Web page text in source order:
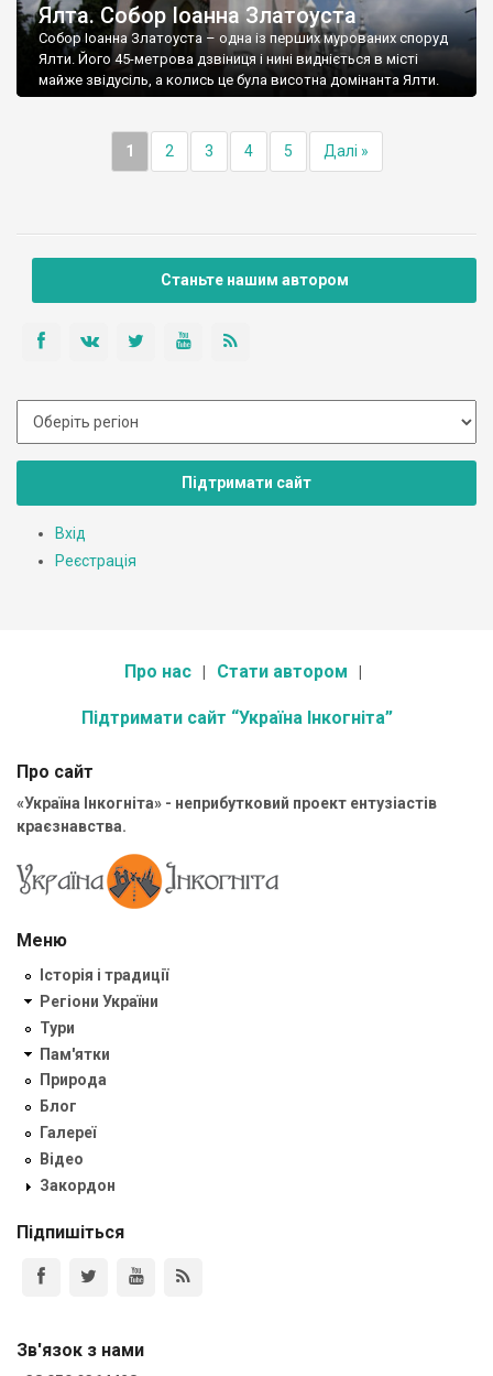
Ялта. Собор Іоанна Златоуста
Собор Іоанна Златоуста – одна із перших мурованих споруд
Ялти. Його 45-метрова дзвіниця і нині видніється в місті
майже звідусіль, а колись це була висотна домінанта Ялти.
1 2 3 4 5 Далі »
Станьте нашим автором
Підтримати сайт
Вхід
Реєстрація
Про нас Стати автором
Підтримати сайт “Україна Інкогніта”
Про сайт
«Україна Інкогніта» - неприбутковий проект ентузіастів
краєзнавства.
Меню
Історія і традиції
Регіони України
Тури
Пам'ятки
Природа
Блог
Галереї
Відео
Закордон
Підпишіться
Зв'язок з нами